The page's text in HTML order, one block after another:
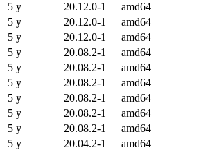
5 y 20.12.0-1 amd64
5 y
20.12.0-1 amd64
5 y
20.12.0-1 amd64
5 y
20.08.2-1 amd64
5 y
20.08.2-1 amd64
5 y
20.08.2-1 amd64
5 y
20.08.2-1 amd64
5 y
20.08.2-1 amd64
5 y
20.08.2-1 amd64
5 y
20.04.2-1 amd64